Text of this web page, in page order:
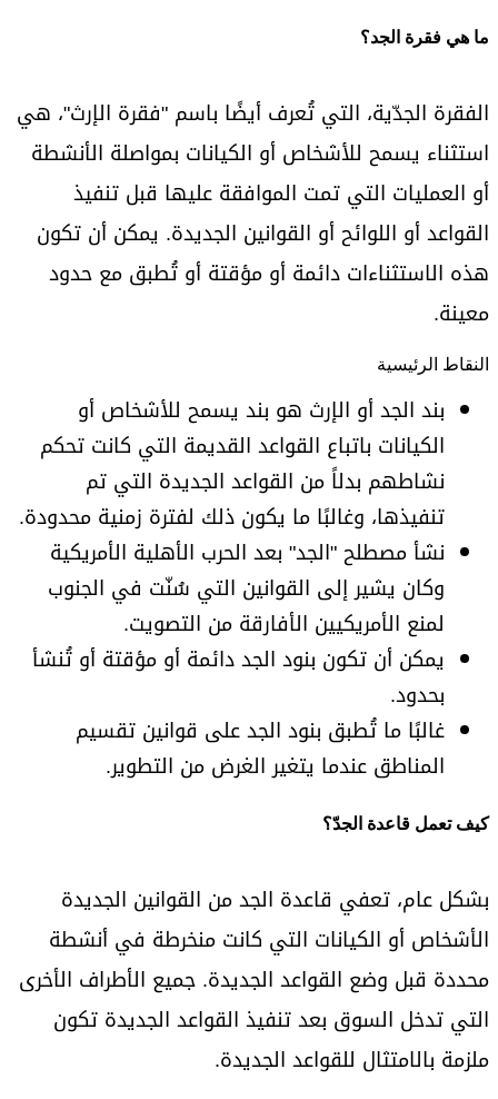
ما هي فقرة الجد؟
الفقرة الجدّية، التي تُعرف أيضًا باسم "فقرة الإرث"، هي
استثناء يسمح للأشخاص أو الكيانات بمواصلة الأنشطة
أو العمليات التي تمت الموافقة عليها قبل تنفيذ
القواعد أو اللوائح أو القوانين الجديدة. يمكن أن تكون
هذه الاستثناءات دائمة أو مؤقتة أو تُطبق مع حدود
معينة.
النقاط الرئيسية
بند الجد أو الإرث هو بند يسمح للأشخاص أو
الكيانات باتباع القواعد القديمة التي كانت تحكم
نشاطهم بدلاً من القواعد الجديدة التي تم
تنفيذها، وغالبًا ما يكون ذلك لفترة زمنية محدودة.
نشأ مصطلح "الجد" بعد الحرب الأهلية الأمريكية
وكان يشير إلى القوانين التي سُنّت في الجنوب
لمنع الأمريكيين الأفارقة من التصويت.
يمكن أن تكون بنود الجد دائمة أو مؤقتة أو تُنشأ
بحدود.
غالبًا ما تُطبق بنود الجد على قوانين تقسيم
المناطق عندما يتغير الغرض من التطوير.
كيف تعمل قاعدة الجدّ؟
بشكل عام، تعفي قاعدة الجد من القوانين الجديدة
الأشخاص أو الكيانات التي كانت منخرطة في أنشطة
محددة قبل وضع القواعد الجديدة. جميع الأطراف الأخرى
التي تدخل السوق بعد تنفيذ القواعد الجديدة تكون
ملزمة بالامتثال للقواعد الجديدة.